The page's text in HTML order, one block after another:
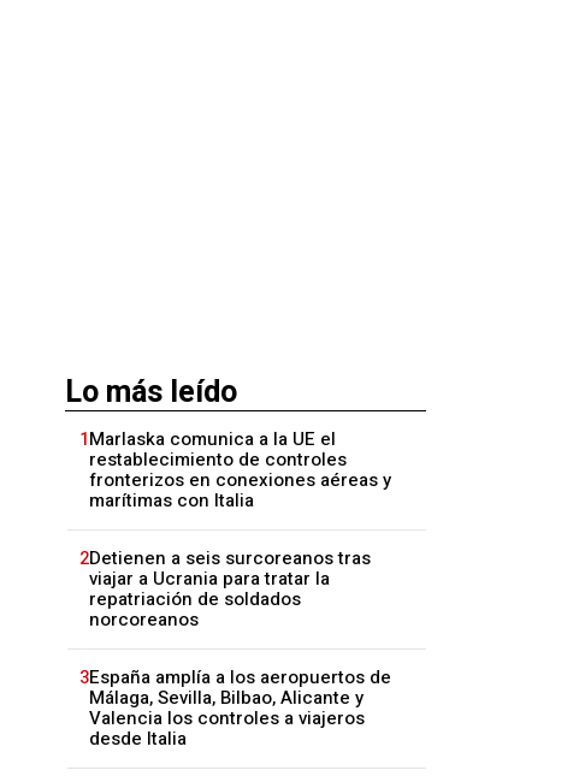
Lo más leído
1Marlaska comunica a la UE el
restablecimiento de controles
fronterizos en conexiones aéreas y
marítimas con Italia
2Detienen a seis surcoreanos tras
viajar a Ucrania para tratar la
repatriación de soldados
norcoreanos
3España amplía a los aeropuertos de
Málaga, Sevilla, Bilbao, Alicante y
Valencia los controles a viajeros
desde Italia